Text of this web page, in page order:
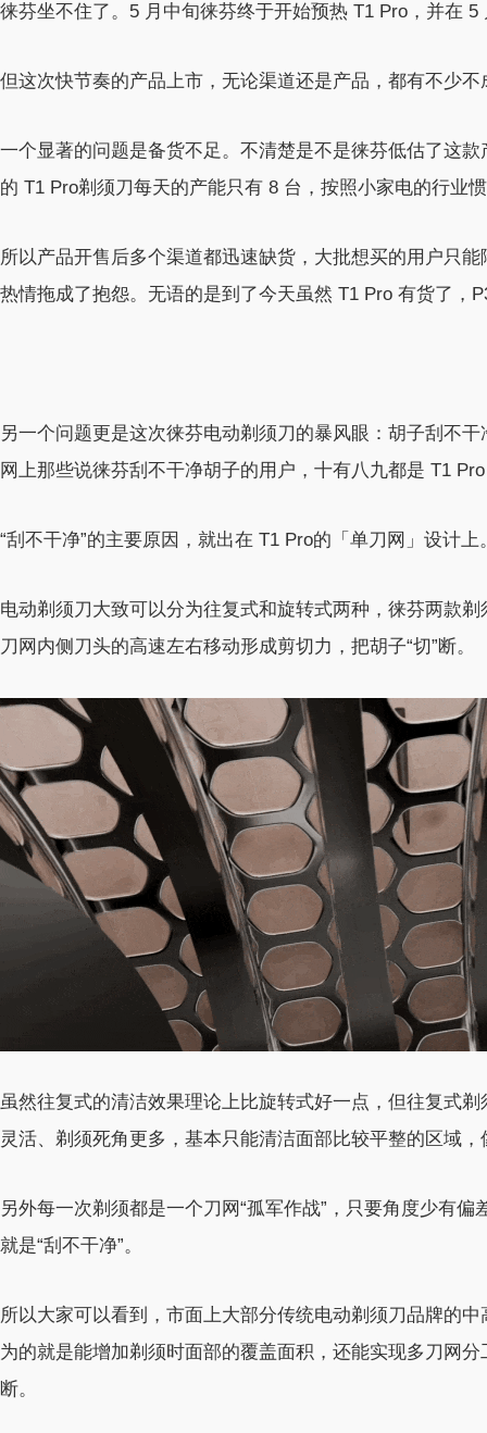
徕芬坐不住了。5 月中旬徕芬终于开始预热 T1 Pro，并在 5
但这次快节奏的产品上市，无论渠道还是产品，都有不少不
一个显著的问题是备货不足。不清楚是不是徕芬低估了这
的 T1 Pro剃须刀每天的产能只有 8 台，按照小家电的行业
所以产品开售后多个渠道都迅速缺货，大批想买的用户只
热情拖成了抱怨。无语的是到了今天虽然 T1 Pro 有货了，
另一个问题更是这次徕芬电动剃须刀的暴风眼：胡子刮不
网上那些说徕芬刮不干净胡子的用户，十有八九都是 T1
“刮不干净”的主要原因，就出在 T1 Pro的「单刀网」设计上
电动剃须刀大致可以分为往复式和旋转式两种，徕芬两款
刀网内侧刀头的高速左右移动形成剪切力，把胡子“切”断。
虽然往复式的清洁效果理论上比旋转式好一点，但往复式
灵活、剃须死角更多，基本只能清洁面部比较平整的区域
另外每一次剃须都是一个刀网“孤军作战”，只要角度少有
就是“刮不干净”。
所以大家可以看到，市面上大部分传统电动剃须刀品牌的
为的就是能增加剃须时面部的覆盖面积，还能实现多刀网
断。